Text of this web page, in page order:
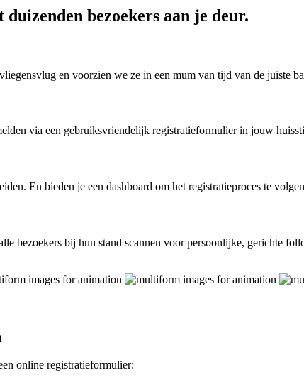
bezoekers aan je deur.
en voorzien we ze in een mum van tijd van de juiste
via een gebruiksvriendelijk registratieformulier in jouw
En bieden je een dashboard om het registratieproces te
bezoekers bij hun stand scannen voor persoonlijke, gerichte
online registratieformulier: